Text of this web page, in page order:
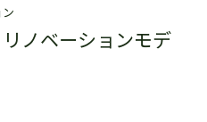
ノベーションモデ